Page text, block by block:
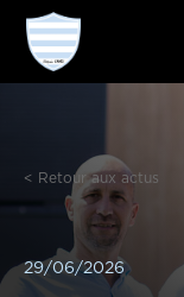
< Retour aux actus
29/06/2026